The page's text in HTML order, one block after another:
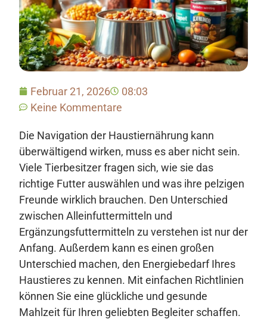
Februar 21, 2026
08:03
Keine Kommentare
Die Navigation der Haustiernährung kann
überwältigend wirken, muss es aber nicht sein.
Viele Tierbesitzer fragen sich, wie sie das
richtige Futter auswählen und was ihre pelzigen
Freunde wirklich brauchen. Den Unterschied
zwischen Alleinfuttermitteln und
Ergänzungsfuttermitteln zu verstehen ist nur der
Anfang. Außerdem kann es einen großen
Unterschied machen, den Energiebedarf Ihres
Haustieres zu kennen. Mit einfachen Richtlinien
können Sie eine glückliche und gesunde
Mahlzeit für Ihren geliebten Begleiter schaffen.